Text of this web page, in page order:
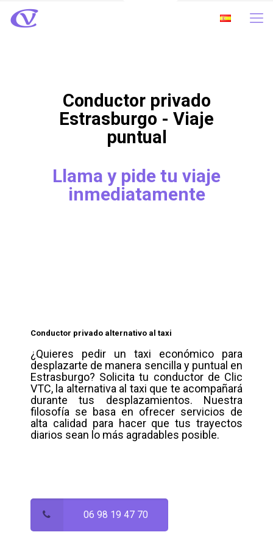
Conductor privado
Estrasburgo - Viaje
puntual
Llama y pide tu viaje
inmediatamente
Conductor privado alternativo al taxi
¿Quieres pedir un taxi económico para
desplazarte de manera sencilla y puntual en
Estrasburgo? Solicita tu conductor de Clic
VTC, la alternativa al taxi que te acompañará
durante tus desplazamientos. Nuestra
filosofía se basa en ofrecer servicios de
alta calidad para hacer que tus trayectos
diarios sean lo más agradables posible.
06 98 19 47 70